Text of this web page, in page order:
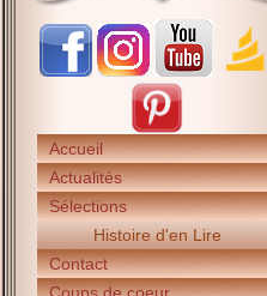
Accueil
Actualités
Sélections
Histoire d'en Lire
Contact